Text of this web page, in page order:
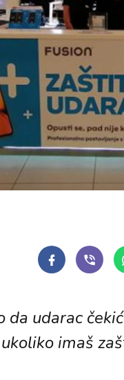
da udarac
imaš